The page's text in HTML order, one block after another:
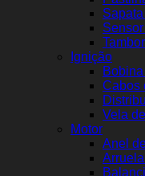
Ignição
Cabos
Vela
Motor
Anel